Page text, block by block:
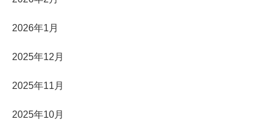
2026年1月
2025年12月
2025年11月
2025年10月